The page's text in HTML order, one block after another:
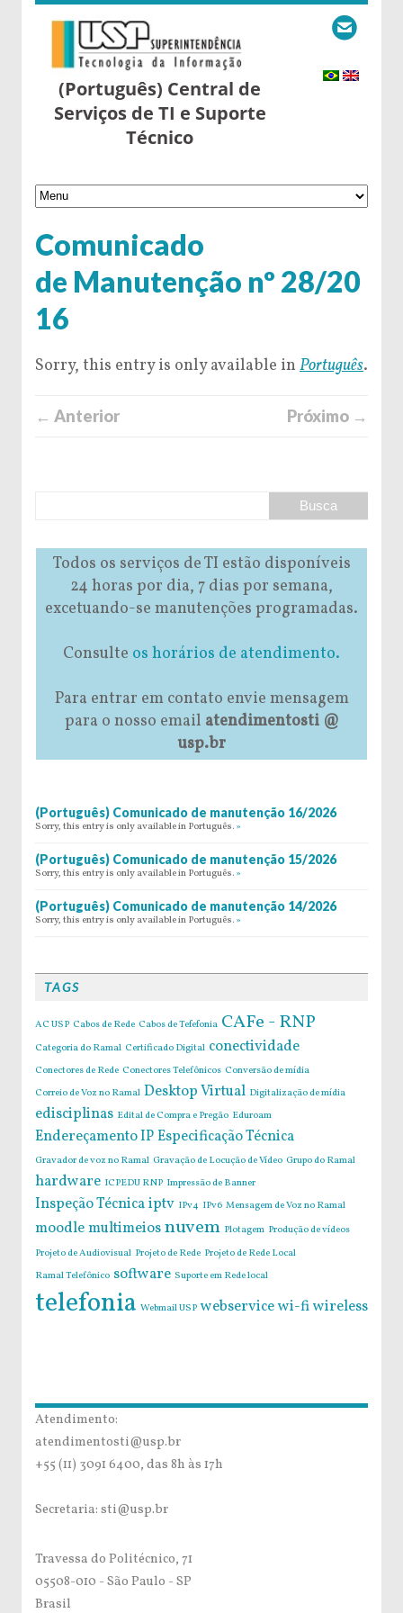
(Português) Central de
Serviços de TI e Suporte
Técnico
Comunicado
de Manutenção nº 28/20
16
Sorry, this entry is only available in Português.
← Anterior Próximo →
Todos os serviços de TI estão disponíveis
24 horas por dia, 7 dias por semana,
excetuando-se manutenções programadas.
Consulte os horários de atendimento.
Para entrar em contato envie mensagem
para o nosso email atendimentosti @
usp.br
(Português) Comunicado de manutenção 16/2026
Sorry, this entry is only available in Português. »
(Português) Comunicado de manutenção 15/2026
Sorry, this entry is only available in Português. »
(Português) Comunicado de manutenção 14/2026
Sorry, this entry is only available in Português. »
TAGS
AC USP Cabos de Rede Cabos de Tefefonia CAFe - RNP
Categoria do Ramal Certificado Digital conectividade
Conectores de Rede Conectores Telefônicos Conversão de mídia
Correio de Voz no Ramal Desktop Virtual Digitalização de mídia
edisciplinas Edital de Compra e Pregão Eduroam
Endereçamento IPEspecificação Técnica
Gravador de voz no Ramal Gravação de Locução de Vídeo Grupo do Ramal
hardware ICPEDU RNP Impressão de Banner
Inspeção Técnicaiptv IPv4 IPv6 Mensagem de Voz no Ramal
moodlemultimeiosnuvem Plotagem Produção de vídeos
Projeto de Audiovisual Projeto de Rede Projeto de Rede Local
Ramal Telefônico software Suporte em Rede local
telefonia Webmail USP webservicewi-fiwireless
Atendimento:
atendimentosti@usp.br
+55 (11) 3091 6400, das 8h às 17h
Secretaria: sti@usp.br
Travessa do Politécnico, 71
05508-010 - São Paulo - SP
Brasil